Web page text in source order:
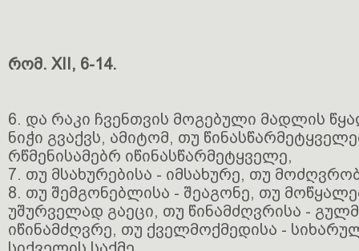
რომ. XII, 6-14.
6. და რაკი ჩვენთვის მოგებული მადლის
ნიჭი გვაქვს, ამიტომ, თუ
რწმენისამებრ იწინასწარმეტყველე,
7. თუ მსახურებისა - იმსახურე, თუ
8. თუ შემგონებლისა - შეაგონე, თუ
უშურველად გაეცი, თუ წინამძღვრისა -
იწინამძღვრე, თუ ქველმოქმედისა -